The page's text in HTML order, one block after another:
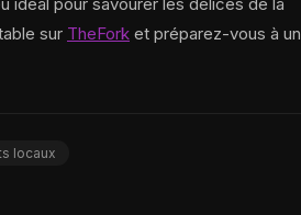
sur TheFork et préparez-vous à un
locaux